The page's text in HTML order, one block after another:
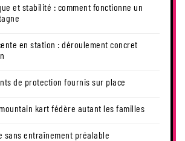
et stabilité : comment fonctionne un
en station : déroulement concret
de protection fournis sur place
kart fédère autant les familles
sans entraînement préalable